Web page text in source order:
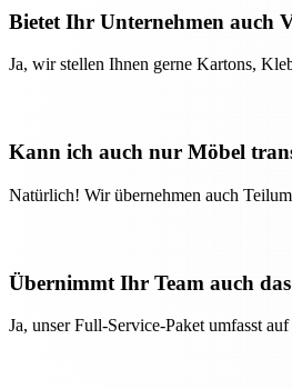
Bietet Ihr Unternehmen auch
Ja, wir stellen Ihnen gerne Kartons,
Kann ich auch nur Möbel
Natürlich! Wir übernehmen auch
Übernimmt Ihr Team auch
Ja, unser Full-Service-Paket umfasst